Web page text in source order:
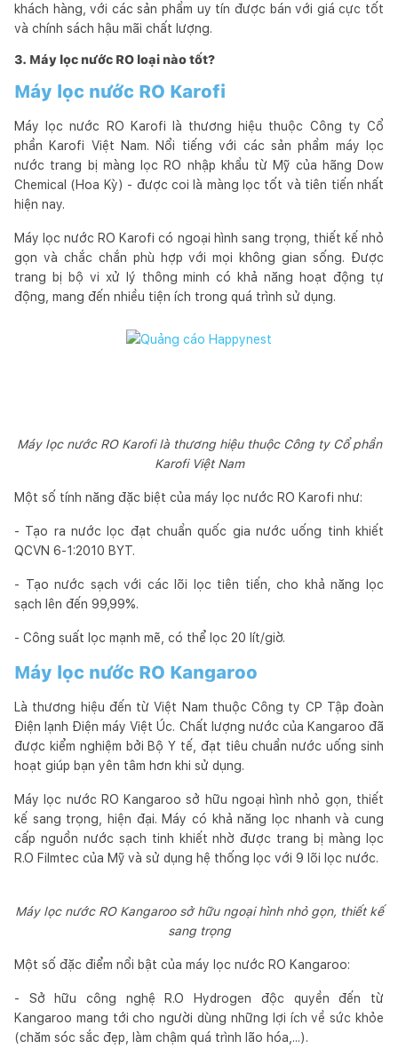
khách hàng, với các sản phẩm uy tín được bán với giá cực tốt
và chính sách hậu mãi chất lượng.
3. Máy lọc nước RO loại nào tốt?
Máy lọc nước RO Karofi
Máy lọc nước RO Karofi là thương hiệu thuộc Công ty Cổ
phần Karofi Việt Nam. Nổi tiếng với các sản phẩm máy lọc
nước trang bị màng lọc RO nhập khẩu từ Mỹ của hãng Dow
Chemical (Hoa Kỳ) - được coi là màng lọc tốt và tiên tiến nhất
hiện nay.
Máy lọc nước RO Karofi có ngoại hình sang trọng, thiết kế nhỏ
gọn và chắc chắn phù hợp với mọi không gian sống. Được
trang bị bộ vi xử lý thông minh có khả năng hoạt động tự
động, mang đến nhiều tiện ích trong quá trình sử dụng.
Máy lọc nước RO Karofi là thương hiệu thuộc Công ty Cổ phần
Karofi Việt Nam
Một số tính năng đặc biệt của máy lọc nước RO Karofi như:
- Tạo ra nước lọc đạt chuẩn quốc gia nước uống tinh khiết
QCVN 6-1:2010 BYT.
- Tạo nước sạch với các lõi lọc tiên tiến, cho khả năng lọc
sạch lên đến 99,99%.
- Công suất lọc mạnh mẽ, có thể lọc 20 lít/giờ.
Máy lọc nước RO Kangaroo
Là thương hiệu đến từ Việt Nam thuộc Công ty CP Tập đoàn
Điện lạnh Điện máy Việt Úc. Chất lượng nước của Kangaroo đã
được kiểm nghiệm bởi Bộ Y tế, đạt tiêu chuẩn nước uống sinh
hoạt giúp bạn yên tâm hơn khi sử dụng.
Máy lọc nước RO Kangaroo sở hữu ngoại hình nhỏ gọn, thiết
kế sang trọng, hiện đại. Máy có khả năng lọc nhanh và cung
cấp nguồn nước sạch tinh khiết nhờ được trang bị màng lọc
R.O Filmtec của Mỹ và sử dụng hệ thống lọc với 9 lõi lọc nước.
Máy lọc nước RO Kangaroo sở hữu ngoại hình nhỏ gọn, thiết kế
sang trọng
Một số đặc điểm nổi bật của máy lọc nước RO Kangaroo:
- Sở hữu công nghệ R.O Hydrogen độc quyền đến từ
Kangaroo mang tới cho người dùng những lợi ích về sức khỏe
(chăm sóc sắc đẹp, làm chậm quá trình lão hóa,...).